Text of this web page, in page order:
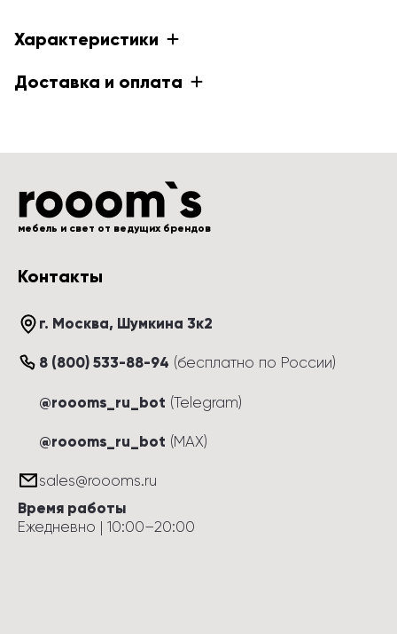
Характеристики
Доставка и оплата
мебель и свет от ведущих брендов
Контакты
г. Москва, Шумкина 3к2
8 (800) 533-88-94 (бесплатно по России)
@roooms_ru_bot (Telegram)
@roooms_ru_bot (MAX)
sales@roooms.ru
Время работы
Ежедневно | 10:00–20:00